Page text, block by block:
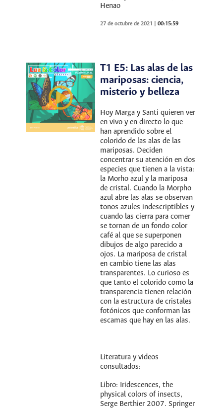
Henao
27 de octubre de 2021 |00:15:59
T1 E5: Las alas de las
mariposas: ciencia,
misterio y belleza
Hoy Marga y Santi quieren ver
en vivo y en directo lo que
han aprendido sobre el
colorido de las alas de las
mariposas. Deciden
concentrar su atención en dos
especies que tienen a la vista:
la Morho azul y la mariposa
de cristal. Cuando la Morpho
azul abre las alas se observan
tonos azules indescriptibles y
cuando las cierra para comer
se tornan de un fondo color
café al que se superponen
dibujos de algo parecido a
ojos. La mariposa de cristal
en cambio tiene las alas
transparentes. Lo curioso es
que tanto el colorido como la
transparencia tienen relación
con la estructura de cristales
fotónicos que conforman las
escamas que hay en las alas.
Literatura y videos
consultados:
Libro: Iridescences, the
physical colors of insects,
Serge Berthier 2007. Springer